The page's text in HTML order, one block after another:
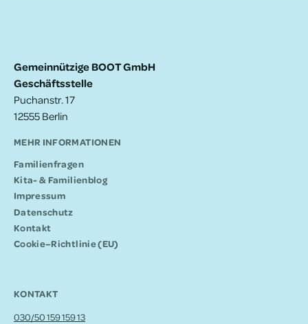
Gemeinnützige BOOT GmbH
Geschäftsstelle
Puchanstr. 17
12555 Berlin
MEHR INFORMATIONEN
Fami­li­en­fra­gen
Kita- & Familienblog
Impres­sum
Daten­schutz
Kontakt
Cookie–Richtlinie (EU)
KONTAKT
030/50 159 159 13